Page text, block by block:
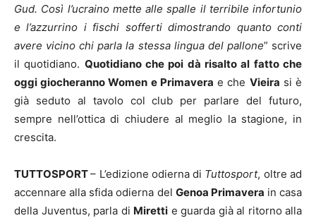
Gud. Così l’ucraino mette alle spalle il terribile infortunio
e l’azzurrino i fischi sofferti dimostrando quanto conti
avere vicino chi parla la stessa lingua del pallone” scrive
il quotidiano. Quotidiano che poi dà risalto al fatto che
oggi giocheranno Women e Primavera e che Vieira si è
già seduto al tavolo col club per parlare del futuro,
sempre nell’ottica di chiudere al meglio la stagione, in
crescita.
TUTTOSPORT– L’edizione odierna di Tuttosport, oltre ad
accennare alla sfida odierna del Genoa Primavera in casa
della Juventus, parla di Miretti e guarda già al ritorno alla